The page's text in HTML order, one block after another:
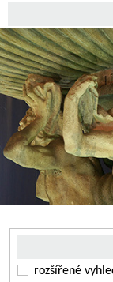
rozšířené